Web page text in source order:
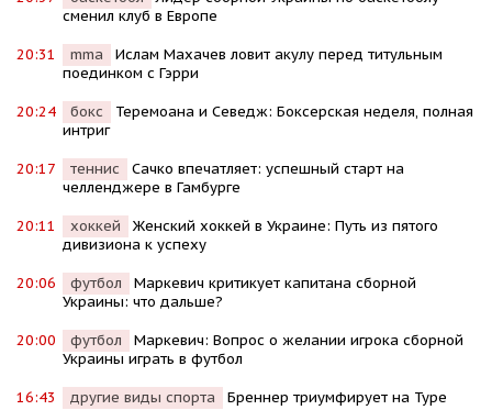
сменил клуб в Европе
20:31 mma
Ислам Махачев ловит акулу перед титульным
поединком с Гэрри
20:24 бокс
Теремоана и Севедж: Боксерская неделя, полная
интриг
20:17 теннис
Сачко впечатляет: успешный старт на
челленджере в Гамбурге
20:11 хоккей
Женский хоккей в Украине: Путь из пятого
дивизиона к успеху
20:06 футбол
Маркевич критикует капитана сборной
Украины: что дальше?
20:00 футбол
Маркевич: Вопрос о желании игрока сборной
Украины играть в футбол
16:43 другие виды спорта
Бреннер триумфирует на Туре